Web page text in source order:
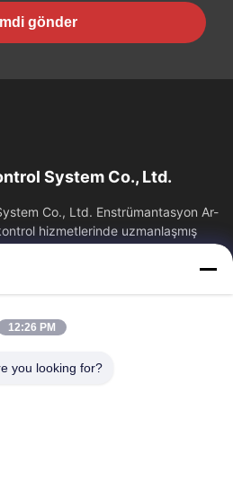
gönder
System Co., Ltd.
Co., Ltd. Enstrümantasyon Ar-
hizmetlerinde uzmanlaşmış
Hakkımızda
Kalite Kontrol
12:26 PM
you looking for?